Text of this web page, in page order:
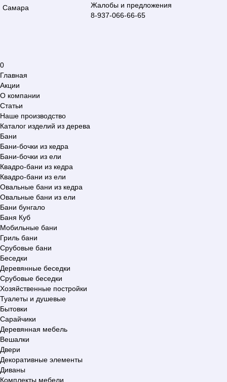
Самара
Жалобы и предложения
8-937-066-66-65
0
Главная
Акции
О компании
Статьи
Наше производство
Каталог изделий из дерева
Бани
Бани-бочки из кедра
Бани-бочки из ели
Квадро-бани из кедра
Квадро-бани из ели
Овальные бани из кедра
Овальные бани из ели
Бани бунгало
Баня Куб
Мобильные бани
Гриль бани
Срубовые бани
Беседки
Деревянные беседки
Срубовые беседки
Хозяйственные постройки
Туалеты и душевые
Бытовки
Сарайчики
Деревянная мебель
Вешалки
Двери
Декоративные элементы
Диваны
Комплекты мебели